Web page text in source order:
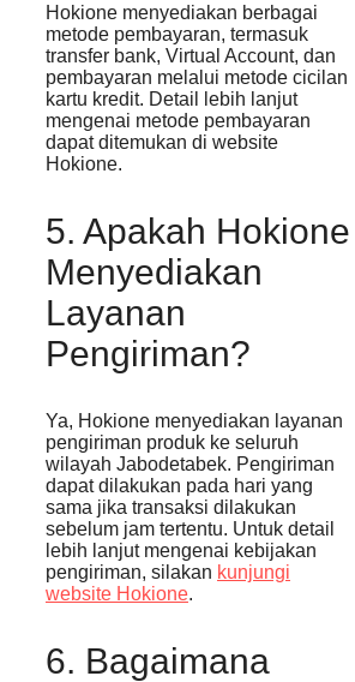
Hokione menyediakan berbagai
metode pembayaran, termasuk
transfer bank, Virtual Account, dan
pembayaran melalui metode cicilan
kartu kredit. Detail lebih lanjut
mengenai metode pembayaran
dapat ditemukan di website
Hokione.
5. Apakah Hokione
Menyediakan
Layanan
Pengiriman?
Ya, Hokione menyediakan layanan
pengiriman produk ke seluruh
wilayah Jabodetabek. Pengiriman
dapat dilakukan pada hari yang
sama jika transaksi dilakukan
sebelum jam tertentu. Untuk detail
lebih lanjut mengenai kebijakan
pengiriman, silakan kunjungi
website Hokione.
6. Bagaimana